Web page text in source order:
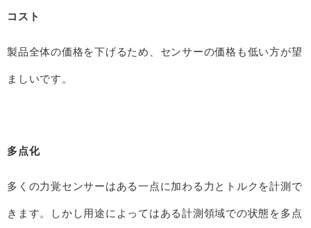
コスト
製品全体の価格を下げるため、センサーの価格も低い方が望
ましいです。
多点化
多くの力覚センサーはある一点に加わる力とトルクを計測で
きます。しかし用途によってはある計測領域での状態を多点